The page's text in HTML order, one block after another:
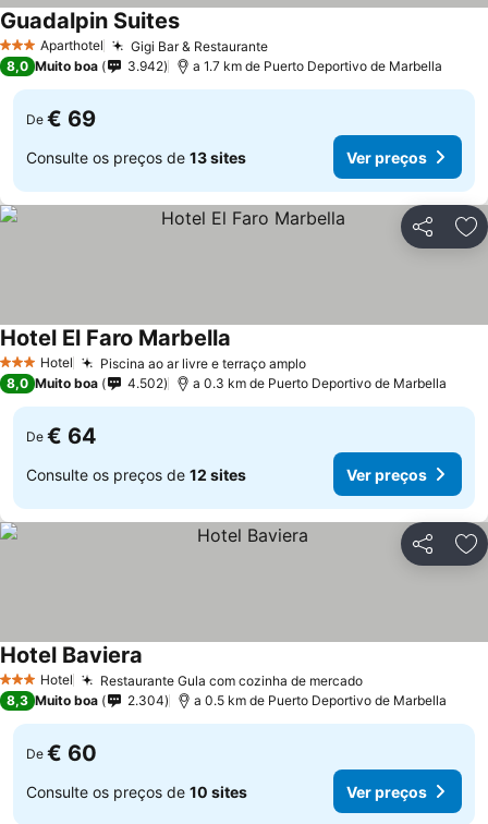
3 EstrelasAparthotel Gigi Bar & Restaurante
Guadalpin Suites
8,0 Muito boa 3.942 a 1.7 km de Puerto Deportivo de Marbella
De € 69
Consulte os preços de 13 sites Ver preços
Partilhar
3 EstrelasHotel Piscina ao ar livre e terraço amplo
Hotel El Faro Marbella
8,0 Muito boa 4.502 a 0.3 km de Puerto Deportivo de Marbella
De € 64
Consulte os preços de 12 sites Ver preços
Partilhar
3 EstrelasHotel Restaurante Gula com cozinha de mercado
Hotel Baviera
8,3 Muito boa 2.304 a 0.5 km de Puerto Deportivo de Marbella
De € 60
Consulte os preços de 10 sites Ver preços